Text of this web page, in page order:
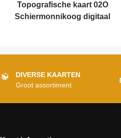
Topografische kaart 02O
Schiermonnikoog digitaal
DIVERSE KAARTEN
Groot assortiment